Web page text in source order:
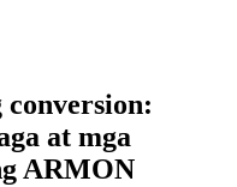
at mga
ARMON